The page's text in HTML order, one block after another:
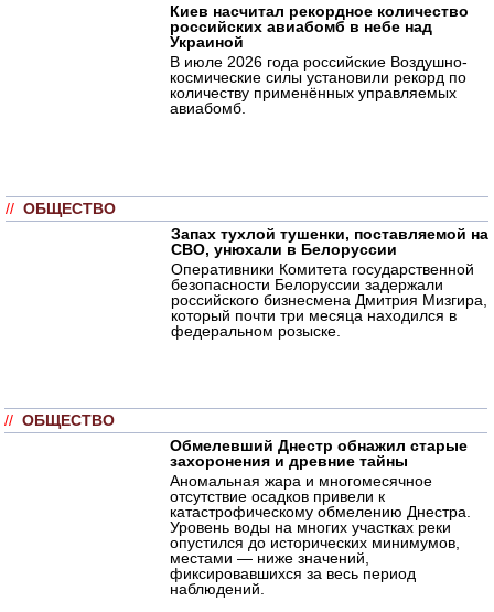
Киев насчитал рекордное количество
российских авиабомб в небе над
Украиной
В июле 2026 года российские Воздушно-
космические силы установили рекорд по
количеству применённых управляемых
авиабомб.
// ОБЩЕСТВО
Запах тухлой тушенки, поставляемой на
СВО, унюхали в Белоруссии
Оперативники Комитета государственной
безопасности Белоруссии задержали
российского бизнесмена Дмитрия Мизгира,
который почти три месяца находился в
федеральном розыске.
// ОБЩЕСТВО
Обмелевший Днестр обнажил старые
захоронения и древние тайны
Аномальная жара и многомесячное
отсутствие осадков привели к
катастрофическому обмелению Днестра.
Уровень воды на многих участках реки
опустился до исторических минимумов,
местами — ниже значений,
фиксировавшихся за весь период
наблюдений.